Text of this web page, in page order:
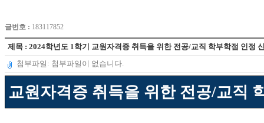
글번호 : 183117852
제목 : 2024학년도 1학기 교원자격증 취득을 위한 전공/교직 학부학점 인정
첨부파일: 첨부파일이 없습니다.
교원자격증 취득을 위한 전공/교직